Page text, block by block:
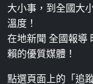
大小事，到全國大
溫度！
在地新聞 全國報導
賴的優質媒體！
點選頁面上的「追